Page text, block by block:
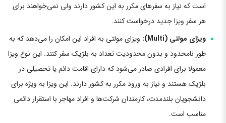
است که نیاز به سفرهای مکرر به این کشور دارند ولی نمی‌خواهند برای
هر سفر ویزا جدید درخواست کنند.
ویزای مولتی (Multi):
ویزای مولتی به افراد این امکان را می‌دهد که به
طور نامحدود و بدون محدودیت تعداد به بلژیک سفر کنند. این نوع ویزا
معمولا برای افرادی صادر می‌شود که دارای اقامت دائم یا تحصیلی در
بلژیک هستند و نیاز به ورود مکرر به کشور دارند. این ویزا به ویژه برای
دانشجویان بلندمدت، کارمندان شرکت‌ها و افراد مهاجر با استقرار دائمی
مناسب است.